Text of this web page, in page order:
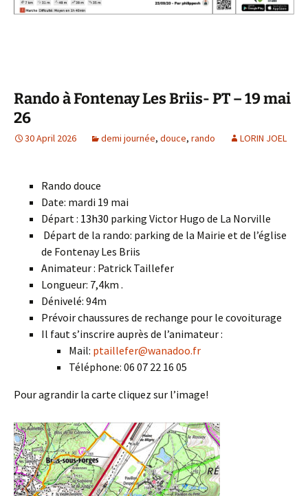
Rando à Fontenay Les Briis- PT – 19 mai
26
30 April 2026 demi journée, douce, rando LORIN JOEL
Rando douce
Date: mardi 19 mai
Départ : 13h30 parking Victor Hugo de La Norville
Départ de la rando: parking de la Mairie et de l’église
de Fontenay Les Briis
Animateur : Patrick Taillefer
Longueur: 7,4km .
Dénivelé: 94m
Prévoir chaussures de rechange pour le covoiturage
Il faut s’inscrire auprès de l’animateur :
Mail: ptaillefer@wanadoo.fr
Téléphone: 06 07 22 16 05
Pour agrandir la carte cliquez sur l’image!